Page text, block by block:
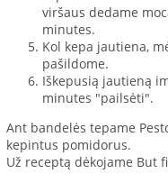
viršaus dedame
minutes.
Kol kepa jautiena,
pašildome.
Iškepusią jautieną
minutes "pailsėti".
Ant bandelės tepame
kepintus pomidorus.
Už receptą dėkojame But